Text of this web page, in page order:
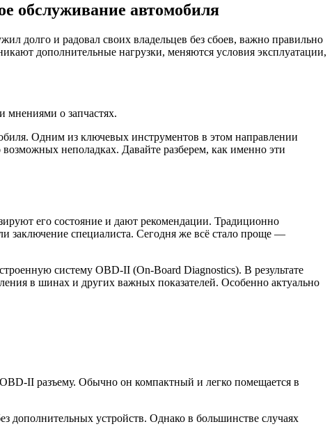
обслуживание автомобиля
долго и радовал своих владельцев без сбоев, важно правильно
дополнительные нагрузки, меняются условия эксплуатации,
о запчастях.
Одним из ключевых инструментов в этом направлении
неполадках. Давайте разберем, как именно эти
его состояние и дают рекомендации. Традиционно
заключение специалиста. Сегодня же всё стало проще —
систему OBD-II (On-Board Diagnostics). В результате
в шинах и других важных показателей. Особенно актуально
II разъему. Обычно он компактный и легко помещается в
дополнительных устройств. Однако в большинстве случаях